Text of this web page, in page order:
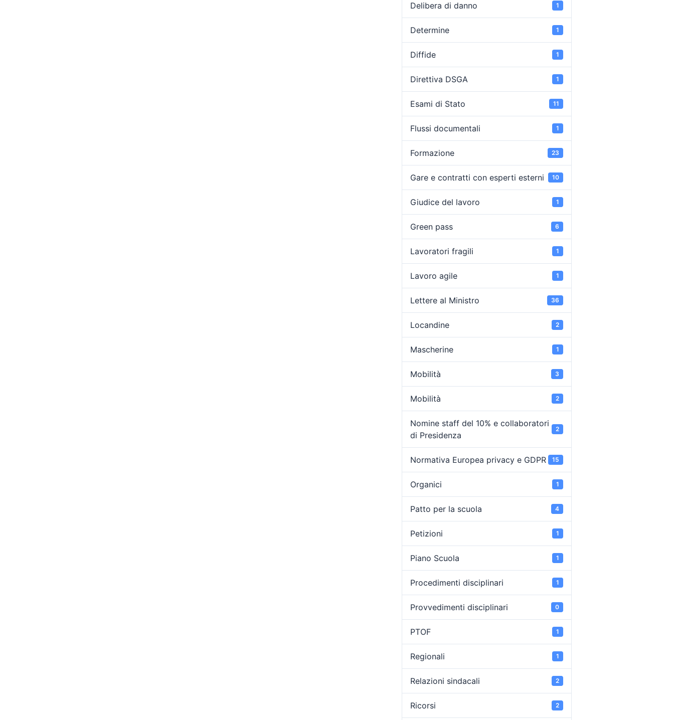
Delibera di danno 1
Determine 1
Diffide 1
Direttiva DSGA 1
Esami di Stato 11
Flussi documentali 1
Formazione 23
Gare e contratti con esperti esterni 10
Giudice del lavoro 1
Green pass 6
Lavoratori fragili 1
Lavoro agile 1
Lettere al Ministro 36
Locandine 2
Mascherine 1
Mobilità 3
Mobilità 2
Nomine staff del 10% e collaboratori
di Presidenza
2
Normativa Europea privacy e GDPR 15
Organici 1
Patto per la scuola 4
Petizioni 1
Piano Scuola 1
Procedimenti disciplinari 1
Provvedimenti disciplinari 0
PTOF 1
Regionali 1
Relazioni sindacali 2
Ricorsi 2